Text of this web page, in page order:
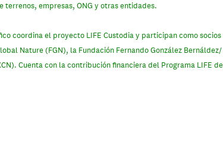
empresas, ONG y otras entidades.
coordina el proyecto LIFE Custodia y participan como socios
Nature (FGN), la Fundación Fernando González Bernáldez/
Cuenta con la contribución financiera del Programa LIFE de